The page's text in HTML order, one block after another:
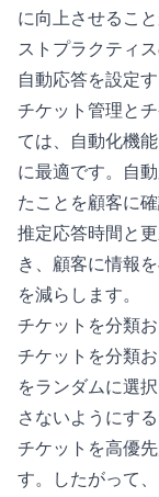
に向上させるこ
ストプラクティ
自動応答を設定
チケット管理と
ては、自動化機
に最適です。自
たことを顧客に
推定応答時間と
き、顧客に情報
を減らします。
チケットを分類
チケットを分類
をランダムに選
さないようにす
チケットを高優
す。したがって